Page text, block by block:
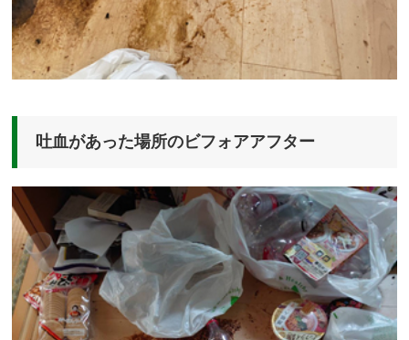
吐血があった場所のビフォアアフター